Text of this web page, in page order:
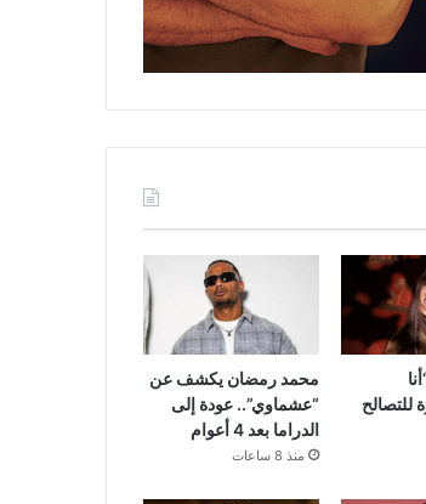
للتصالح
محمد رمضان يكشف عن
“عشماوي”.. عودة إلى
الدراما بعد 4 أعوام
منذ 8 ساعات